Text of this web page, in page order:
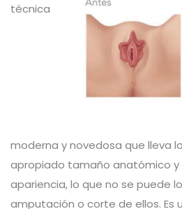
técnica
moderna y novedosa que lleva
apropiado tamaño anatómico y
apariencia, lo que no se puede
amputación o corte de ellos. Es